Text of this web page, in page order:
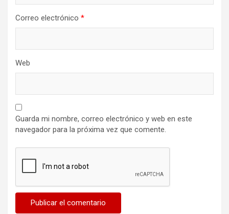
Correo electrónico *
Web
Guarda mi nombre, correo electrónico y web en este
navegador para la próxima vez que comente.